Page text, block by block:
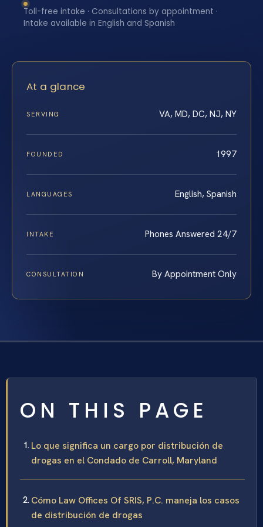
Toll-free intake · Consultations by appointment ·
Intake available in English and Spanish
At a glance
SERVING VA, MD, DC, NJ, NY
FOUNDED 1997
LANGUAGES English, Spanish
INTAKE Phones Answered 24/7
CONSULTATION By Appointment Only
ON THIS PAGE
Lo que significa un cargo por distribución de
drogas en el Condado de Carroll, Maryland
Cómo Law Offices Of SRIS, P.C. maneja los casos
de distribución de drogas